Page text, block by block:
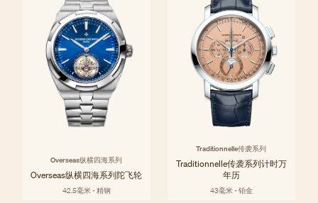
Overseas纵横四海系列
Overseas纵横四海系列陀飞轮
42.5毫米 - 精钢
Traditionnelle传袭系列
Traditionnelle传袭系列计时万
年历
43毫米 - 铂金